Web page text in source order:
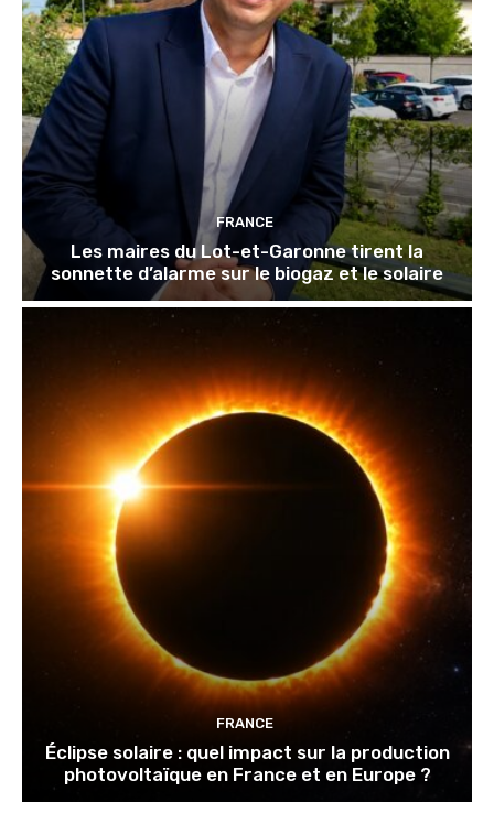
FRANCE
Les maires du Lot-et-Garonne tirent la
sonnette d’alarme sur le biogaz et le solaire
FRANCE
Éclipse solaire : quel impact sur la production
photovoltaïque en France et en Europe ?